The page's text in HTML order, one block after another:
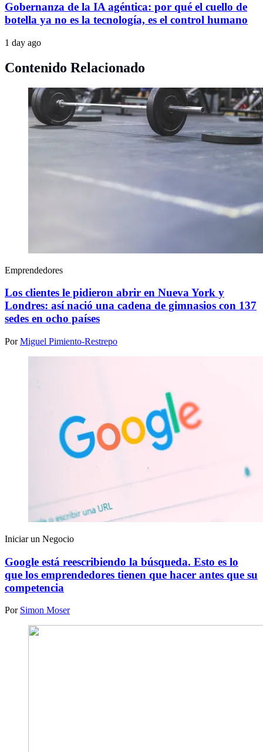
Gobernanza de la IA agéntica: por qué el cuello de
botella ya no es la tecnología, es el control humano
1 day ago
Contenido Relacionado
Emprendedores
Los clientes le pidieron abrir en Nueva York y
Londres: así nació una cadena de gimnasios con 137
sedes en ocho países
PorMiguel Pimiento-Restrepo
Iniciar un Negocio
Google está reescribiendo la búsqueda. Esto es lo
que los emprendedores tienen que hacer antes que su
competencia
Por Simon Moser